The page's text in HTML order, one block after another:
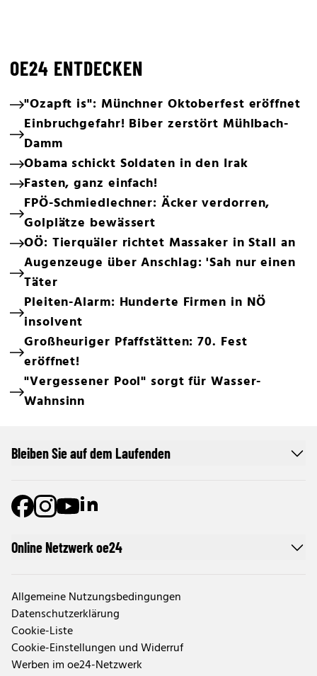
OE24 ENTDECKEN
"Ozapft is": Münchner Oktoberfest eröffnet
Einbruchgefahr! Biber zerstört Mühlbach-
Damm
Obama schickt Soldaten in den Irak
Fasten, ganz einfach!
FPÖ-Schmiedlechner: Äcker verdorren,
Golplätze bewässert
OÖ: Tierquäler richtet Massaker in Stall an
Augenzeuge über Anschlag: 'Sah nur einen
Täter
Pleiten-Alarm: Hunderte Firmen in NÖ
insolvent
Großheuriger Pfaffstätten: 70. Fest
eröffnet!
"Vergessener Pool" sorgt für Wasser-
Wahnsinn
Online Netzwerk oe24
Allgemeine Nutzungsbedingungen
Datenschutzerklärung
Cookie-Liste
Cookie-Einstellungen und Widerruf
Werben im oe24-Netzwerk
Bleiben Sie auf dem Laufenden